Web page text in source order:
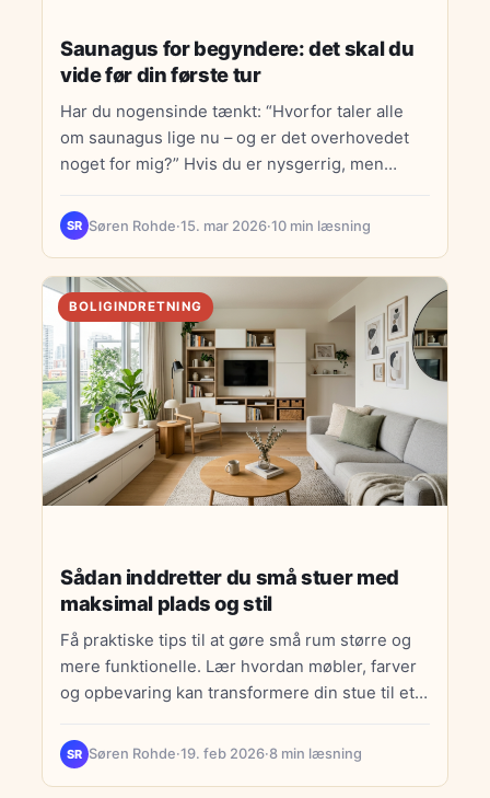
Saunagus for begyndere: det skal du
vide før din første tur
Har du nogensinde tænkt: “Hvorfor taler alle
om saunagus lige nu – og er det overhovedet
noget for mig?” Hvis du er nysgerrig, men…
SR Søren Rohde·15. mar 2026·10 min læsning
BOLIGINDRETNING
Sådan inddretter du små stuer med
maksimal plads og stil
Få praktiske tips til at gøre små rum større og
mere funktionelle. Lær hvordan møbler, farver
og opbevaring kan transformere din stue til et
SR Søren Rohde·19. feb 2026·8 min læsning